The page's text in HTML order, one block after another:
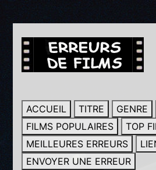
ACCUEIL TITRE GENRE
FILMS POPULAIRES
TOP
MEILLEURES ERREURS
ENVOYER UNE ERREUR